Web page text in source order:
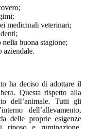
medicinali veterinari;
buona stagione;
aziendale.
ha deciso di adottare il
Questa rispetto alla
dell’animale. Tutti gli
dell’allevamento,
delle proprie esigenze